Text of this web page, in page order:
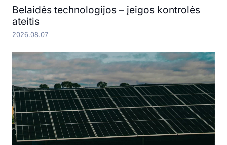
Belaidės technologijos – įeigos kontrolės
ateitis
2026.08.07